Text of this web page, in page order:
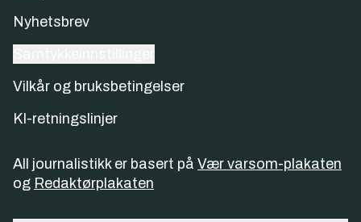
Nyhetsbrev
Vilkår og bruksbetingelser
KI-retningslinjer
All journalistikk er basert på Vær varsom-plakaten
og Redaktørplakaten